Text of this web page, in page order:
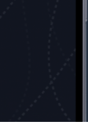
տրվող հարցեր